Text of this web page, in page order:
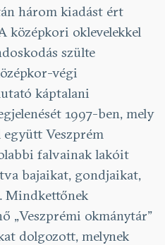
három kiadást ért
középkori oklevelekkel
szülte
végi
káptalani
1997-ben, mely
együtt Veszprém
falvainak lakóit
bajaikat, gondjaikat,
Mindkettőnek
„Veszprémi okmánytár”
dolgozott, melynek